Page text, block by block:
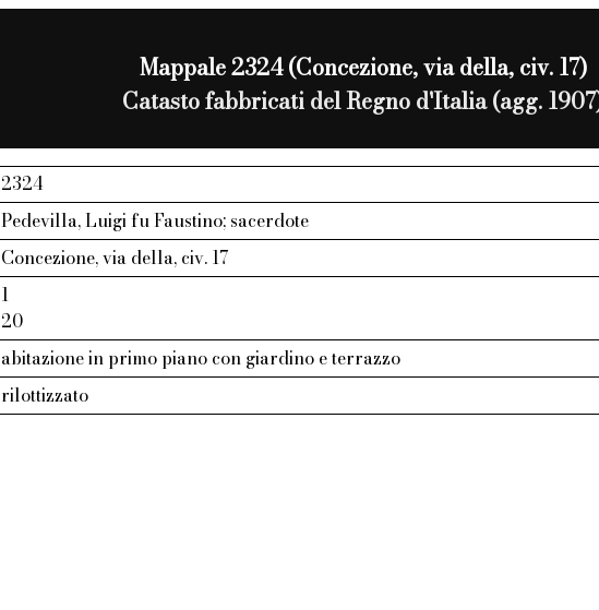
Mappale 2324 (Concezione, via della, civ. 17)
Catasto fabbricati del Regno d'Italia (agg.
2324
Pedevilla, Luigi fu Faustino; sacerdote
Concezione, via della, civ. 17
1
20
abitazione in primo piano con giardino e terrazzo
rilottizzato